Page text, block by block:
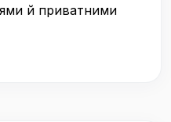
й приватними